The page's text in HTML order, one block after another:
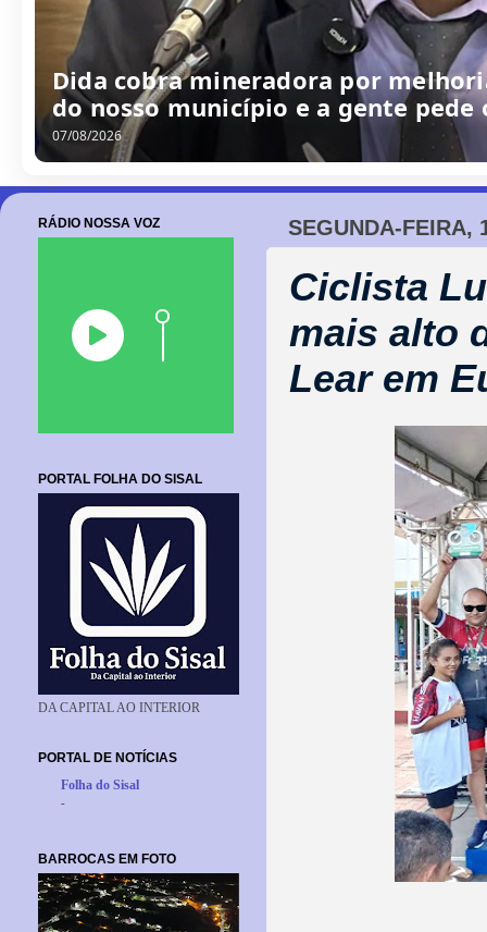
/
2
0
2
6
SEGUNDA-FEIRA,
Ciclista
mais alto
Lear em
RÁDIO NOSSA VOZ
PORTAL FOLHA DO SISAL
DA CAPITAL AO INTERIOR
PORTAL DE NOTÍCIAS
Folha do Sisal
-
BARROCAS EM FOTO